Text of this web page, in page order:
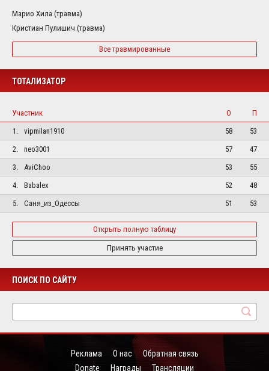
Марио Хила (травма)
Кристиан Пулишич (травма)
Все травмированные
ТОТАЛИЗАТОР
Участник О
П
1.
vipmilan1910 58
53
2.
neo3001 57
47
3.
AviChoo 53
55
4.
Babalex 52
48
5.
Саня_из_Одессы 51 53
Открыть полную таблицу
Принять участие
ПОИСК ПО САЙТУ
Реклама О нас
Обратная связь
Donate
Награды Трансляции